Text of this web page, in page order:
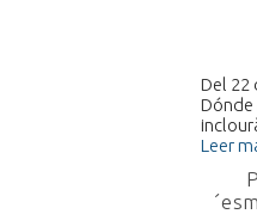
Del 22
Dónde
Leer